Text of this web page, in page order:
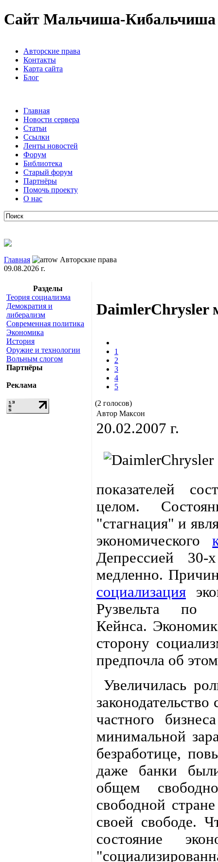
Сайт Мальчиша-Кибальчиша
Авторские права
Контакты
Карта сайта
Блог
Главная
Новости сервера
Статьи
Ссылки
Ленты новостей
Форум
Библиотека
Старый форум
Партнёры
Помочь проекту
О нас
Главная
Авторские права
09.08.2026 г.
Разделы
Теория социализма
Демократия и
либерализм
Современная политика
Экономика
История
Оружие и технологии
Вольным слогом
Партнёры
Реклама
DaimlerChrysler
1
2
3
4
5
(2 голосов)
Автор Максон
20.02.2007 г.
показателей
целом.
"стагнация" и
экономического
Депрессией 30-
медленно.
социализация
Рузвельта по
Кейнса.
сторону
предпочла об
Увеличилась
частного
минимальной
безработице,
даже банки
общем
свободной
своей свободе.
состояние